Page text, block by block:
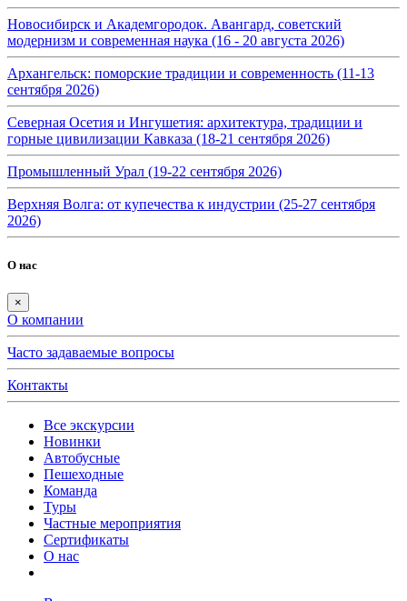
Новосибирск и Академгородок. Авангард, советский
модернизм и современная наука (16 - 20 августа 2026)
Архангельск: поморские традиции и современность (11-13
сентября 2026)
Северная Осетия и Ингушетия: архитектура, традиции и
горные цивилизации Кавказа (18-21 сентября 2026)
Промышленный Урал (19-22 сентября 2026)
Верхняя Волга: от купечества к индустрии (25-27 сентября
2026)
О нас
×
О компании
Часто задаваемые вопросы
Контакты
Все экскурсии
Новинки
Автобусные
Пешеходные
Команда
Туры
Частные мероприятия
Сертификаты
О нас